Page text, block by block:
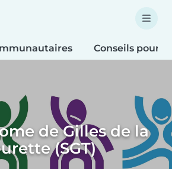
Conseils pour
de Gilles de la
(SGT)